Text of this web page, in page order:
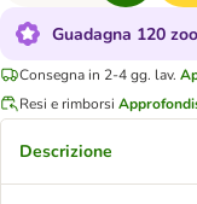
Guadagna 120
Consegna in 2-4 gg. lav.
Resi e rimborsi
Descrizione